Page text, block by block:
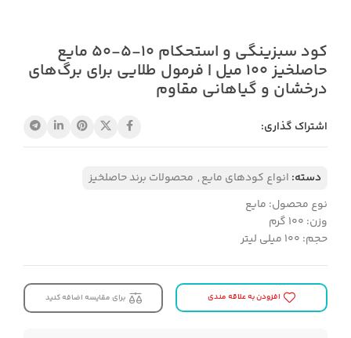
کود سبزینگی و استحکام ۱۰-۵-۵۰ مایع
حاصلخیز 100 میل | فرمول طلایی برای برگ‌های
درخشان و گیاهانی مقاوم
اشتراک گذاری:
دسته: انواع کودهای مایع, محصولات برند حاصلخیز
نوع محصول: مایع
وزن: ۱۰۰ گرم
حجم: ۱۰۰ میلی لیتر
افزودن به علاقه مندی برای مقایسه اضافه کنید